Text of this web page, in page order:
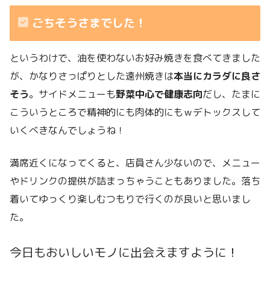
ごちそうさまでした！
というわけで、油を使わないお好み焼きを食べてきました
が、かなりさっぱりとした遠州焼きは本当にカラダに良さ
そう。サイドメニューも野菜中心で健康志向だし、たまに
こういうところで精神的にも肉体的にもｗデトックスして
いくべきなんでしょうね！
満席近くになってくると、店員さん少ないので、メニュー
やドリンクの提供が詰まっちゃうこともありました。落ち
着いてゆっくり楽しむつもりで行くのが良いと思いまし
た。
今日もおいしいモノに出会えますように！